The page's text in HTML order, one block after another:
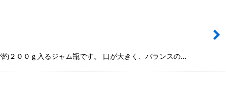
２００ｇ入るジャム瓶です。 口が大きく、バランスの…